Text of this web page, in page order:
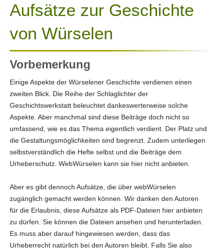
Aufsätze zur Geschichte
von Würselen
Vorbemerkung
Einige Aspekte der Würselener Geschichte verdienen einen
zweiten Blick. Die Reihe der Schlaglichter der
Geschichtswerkstatt beleuchtet dankeswerterweise solche
Aspekte. Aber manchmal sind diese Beiträge doch nicht so
umfassend, wie es das Thema eigentlich verdient. Der Platz und
die Gestaltungsmöglichkeiten sind begrenzt. Zudem unterliegen
selbstverständlich die Hefte selbst und die Beiträge dem
Urheberschutz. WebWürselen kann sie hier nicht anbieten.
Aber es gibt dennoch Aufsätze, die über webWürselen
zugänglich gemacht werden können. Wir danken den Autoren
für die Erlaubnis, diese Aufsätze als PDF-Dateien hier anbieten
zu dürfen. Sie können die Dateien ansehen und herunterladen.
Es muss aber darauf hingewiesen werden, dass das
Urheberrecht natürlich bei den Autoren bleibt. Falls Sie also